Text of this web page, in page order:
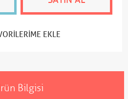
EKLE
Bilgisi